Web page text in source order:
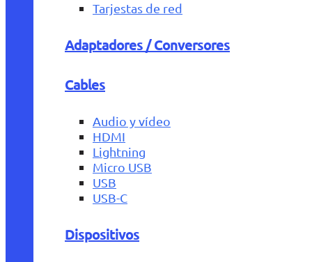
Tarjestas de red
Adaptadores / Conversores
Cables
Audio y vídeo
HDMI
Lightning
Micro USB
USB
USB-C
Dispositivos